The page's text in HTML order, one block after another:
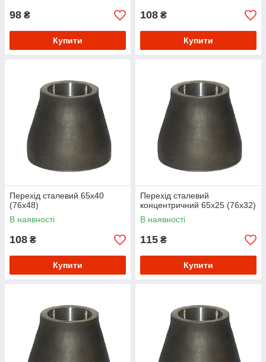
98 ₴
Купити
108 ₴
Купити
Перехід сталевий 65х40
(76х48)
В наявності
108 ₴
Купити
Перехід сталевий
концентричний 65х25 (76х32)
В наявності
115 ₴
Купити